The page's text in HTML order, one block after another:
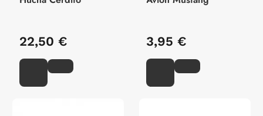
22,50 € 3,95 €